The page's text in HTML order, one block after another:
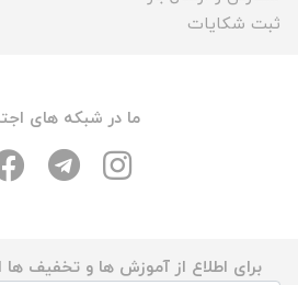
ثبت شکایات
ما در شبکه های
برای اطلاع از آموزش ها و تخفیف ها